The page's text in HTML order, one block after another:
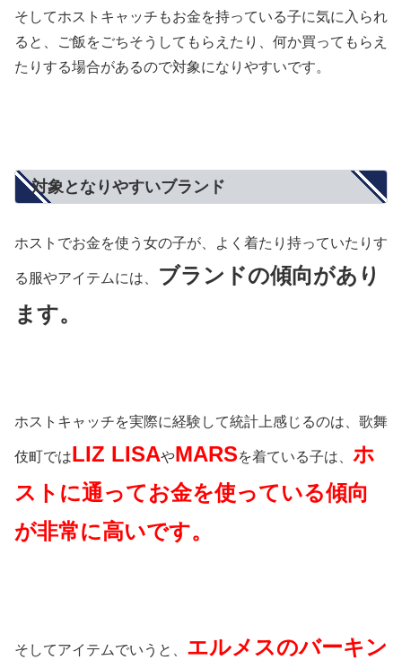
そしてホストキャッチもお金を持っている子に気に入られ
ると、ご飯をごちそうしてもらえたり、何か買ってもらえ
たりする場合があるので対象になりやすいです。
対象となりやすいブランド
ホストでお金を使う女の子が、よく着たり持っていたりす
る服やアイテムには、
ブランドの傾向があり
ます。
ホストキャッチを実際に経験して統計上感じるのは、歌舞
伎町ではLIZ LISAやMARSを着ている子は、 ホ
ストに通ってお金を使っている傾向
が非常に高いです。
そしてアイテムでいうと、 エルメスのバーキン